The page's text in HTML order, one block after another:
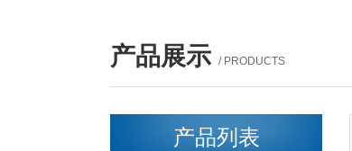
产品展示 / PRODUCTS
产品列表